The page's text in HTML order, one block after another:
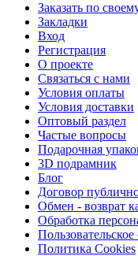
Заказать по
Закладки
Вход
Регистрация
О проекте
Связаться с нами
Условия оплаты
Условия доставки
Оптовый раздел
Частые вопросы
Подарочная
3D подрамник
Блог
Договор
Обмен - возврат
Обработка
Политика Cookies